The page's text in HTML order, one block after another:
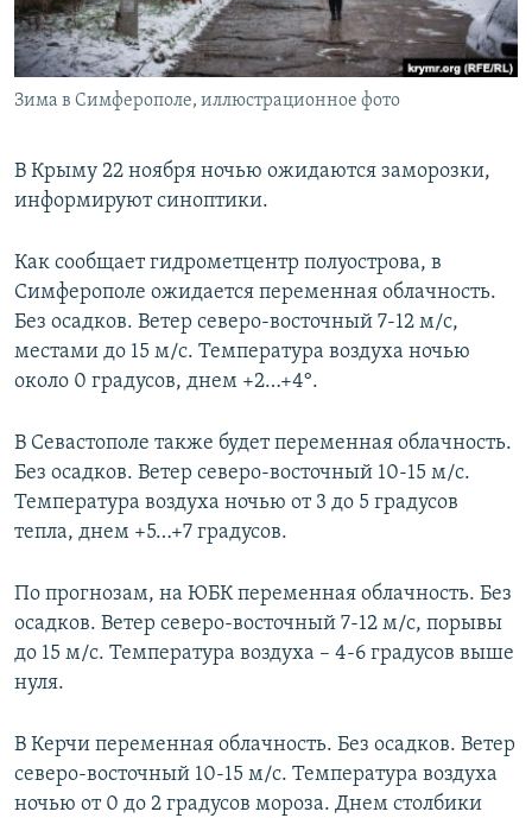
ПОБЕДИТЕЛЕЙ НЕ СУДЯТ?
КРЫМ.НЕПОКОРЕННЫЙ
ELIFBE
ПРИСОЕДИНЯЙТЕСЬ!
Все сайты RFE/RL
Зима в Симферополе, иллюстрационное фото
В Крыму 22 ноября ночью ожидаются заморозки,
информируют синоптики.
Как сообщает гидрометцентр полуострова, в
Симферополе ожидается переменная облачность.
Без осадков. Ветер северо-восточный 7-12 м/с,
местами до 15 м/с. Температура воздуха ночью
около 0 градусов, днем +2…+4°.
В Севастополе также будет переменная облачность.
Без осадков. Ветер северо-восточный 10-15 м/с.
Температура воздуха ночью от 3 до 5 градусов
тепла, днем +5…+7 градусов.
По прогнозам, на ЮБК переменная облачность. Без
осадков. Ветер северо-восточный 7-12 м/с, порывы
до 15 м/с. Температура воздуха – 4-6 градусов выше
нуля.
В Керчи переменная облачность. Без осадков. Ветер
северо-восточный 10-15 м/с. Температура воздуха
ночью от 0 до 2 градусов мороза. Днем столбики